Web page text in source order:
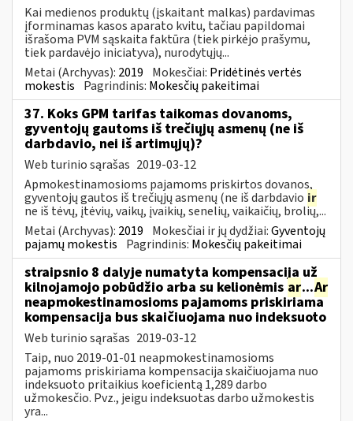
Kai medienos produktų (įskaitant malkas) pardavimas
įforminamas kasos aparato kvitu, tačiau papildomai
išrašoma PVM sąskaita faktūra (tiek pirkėjo prašymu,
tiek pardavėjo iniciatyva), nurodytųjų...
Metai (Archyvas): 2019 Mokesčiai: Pridėtinės vertės
mokestis Pagrindinis: Mokesčių pakeitimai
37. Koks GPM tarifas taikomas dovanoms,
gyventojų gautoms iš trečiųjų asmenų (ne iš
darbdavio, nei iš artimųjų)?
Web turinio sąrašas 2019-03-12
Apmokestinamosioms pajamoms priskirtos dovanos,
gyventojų gautos iš trečiųjų asmenų (ne iš darbdavio ir
ne iš tėvų, įtėvių, vaikų, įvaikių, senelių, vaikaičių, brolių,...
Metai (Archyvas): 2019 Mokesčiai ir jų dydžiai:Gyventojų
pajamų mokestis Pagrindinis: Mokesčių pakeitimai
straipsnio 8 dalyje numatyta kompensacija už
kilnojamojo pobūdžio arba su kelionėmis ar...Ar
neapmokestinamosioms pajamoms priskiriama
kompensacija bus skaičiuojama nuo indeksuoto
Web turinio sąrašas 2019-03-12
Taip, nuo 2019-01-01 neapmokestinamosioms
pajamoms priskiriama kompensacija skaičiuojama nuo
indeksuoto pritaikius koeficientą 1,289 darbo
užmokesčio. Pvz., jeigu indeksuotas darbo užmokestis
yra...